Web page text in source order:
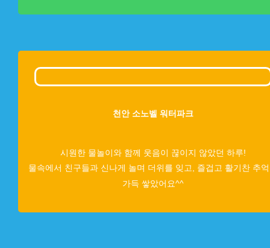
천안 소노벨 워터파크
시원한 물놀이와 함께 웃음이 끊이지 않았던 하루!
물속에서 친구들과 신나게 놀며 더위를 잊고, 즐겁고 활기찬 추
가득 쌓았어요^^